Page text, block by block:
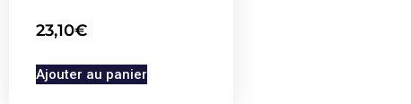
23,10€
Ajouter au panier